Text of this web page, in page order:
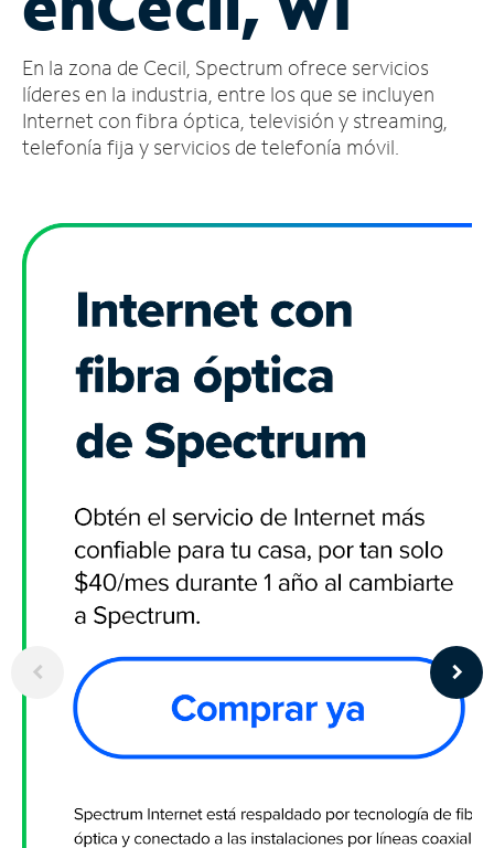
cuenta
Encuentra
una
tienda
En la zona de Cecil, Spectrum ofrece servicios
líderes en la industria, entre los que se incluyen
Internet con fibra óptica, televisión y streaming,
telefonía fija y servicios de telefonía móvil.